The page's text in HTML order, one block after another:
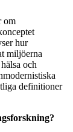
om
hur
miljöerna
och
definitioner